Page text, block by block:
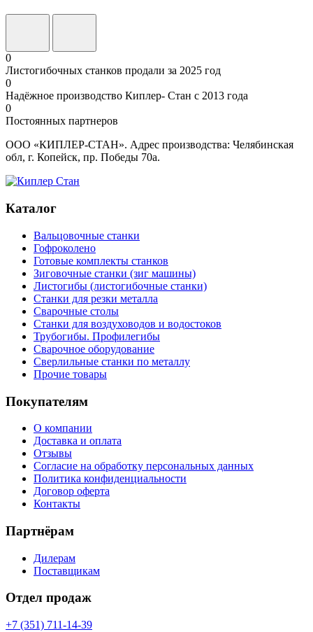
0
Листогибочных станков продали за 2025 год
0
Надёжное производство Киплер- Стан с 2013 года
0
Постоянных партнеров
ООО «КИПЛЕР-СТАН». Адрес производства: Челябинская
обл, г. Копейск, пр. Победы 70а.
Каталог
Вальцовочные станки
Гофроколено
Готовые комплекты станков
Зиговочные станки (зиг машины)
Листогибы (листогибочные станки)
Станки для резки металла
Сварочные столы
Станки для воздуховодов и водостоков
Трубогибы. Профилегибы
Сварочное оборудование
Сверлильные станки по металлу
Прочие товары
Покупателям
О компании
Доставка и оплата
Отзывы
Согласие на обработку персональных данных
Политика конфиденциальности
Договор оферта
Контакты
Партнёрам
Дилерам
Поставщикам
Отдел продаж
+7 (351) 711-14-39